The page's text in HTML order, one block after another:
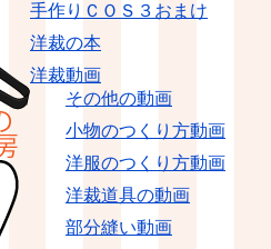
手作りＣＯＳ３おまけ
洋裁の本
洋裁動画
その他の動画
小物のつくり方動画
洋服のつくり方動画
洋裁道具の動画
部分縫い動画